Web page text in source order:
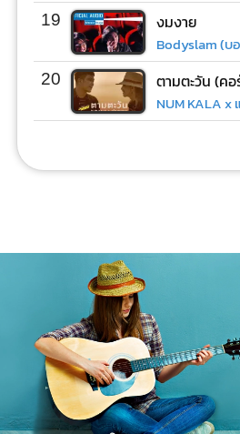
19 งมงาย
Bodyslam (บ
20 ตามตะวัน (ค
NUM KALA x